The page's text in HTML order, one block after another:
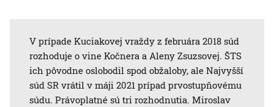
V prípade Kuciakovej vraždy z februára 2018 súd
rozhoduje o vine Kočnera a Aleny Zsuzsovej. ŠTS
ich pôvodne oslobodil spod obžaloby, ale Najvyšší
súd SR vrátil v máji 2021 prípad prvostupňovému
súdu. Právoplatné sú tri rozhodnutia. Miroslav